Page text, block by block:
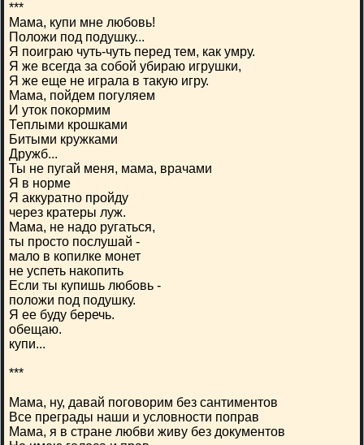
***
Мама, купи мне любовь!
Положи под подушку...
Я поиграю чуть-чуть перед тем, как умру.
Я же всегда за собой убираю игрушки,
Я же еще не играла в такую игру.
Мама, пойдем погуляем
И уток покормим
Теплыми крошками
Битыми кружками
Дружб...
Ты не пугай меня, мама, врачами
Я в норме
Я аккуратно пройду
через кратеры луж.
Мама, не надо ругаться,
ты просто послушай -
мало в копилке монет
не успеть накопить
Если ты купишь любовь -
положи под подушку.
Я ее буду беречь.
обещаю.
купи...
***
Мама, ну, давай поговорим без сантиментов
Все преграды наши и условности поправ
Мама, я в стране любви живу без документов